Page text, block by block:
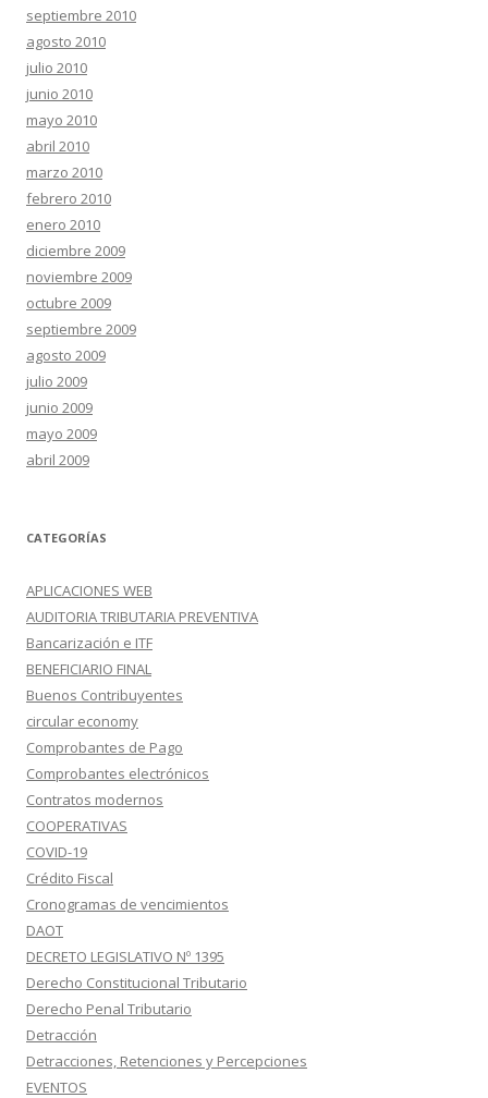
septiembre 2010
agosto 2010
julio 2010
junio 2010
mayo 2010
abril 2010
marzo 2010
febrero 2010
enero 2010
diciembre 2009
noviembre 2009
octubre 2009
septiembre 2009
agosto 2009
julio 2009
junio 2009
mayo 2009
abril 2009
CATEGORÍAS
APLICACIONES WEB
AUDITORIA TRIBUTARIA PREVENTIVA
Bancarización e ITF
BENEFICIARIO FINAL
Buenos Contribuyentes
circular economy
Comprobantes de Pago
Comprobantes electrónicos
Contratos modernos
COOPERATIVAS
COVID-19
Crédito Fiscal
Cronogramas de vencimientos
DAOT
DECRETO LEGISLATIVO Nº 1395
Derecho Constitucional Tributario
Derecho Penal Tributario
Detracción
Detracciones, Retenciones y Percepciones
EVENTOS